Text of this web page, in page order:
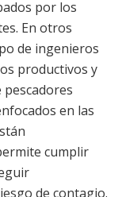
por los
En otros
de ingenieros
productivos y
en las
cumplir
de contagio.